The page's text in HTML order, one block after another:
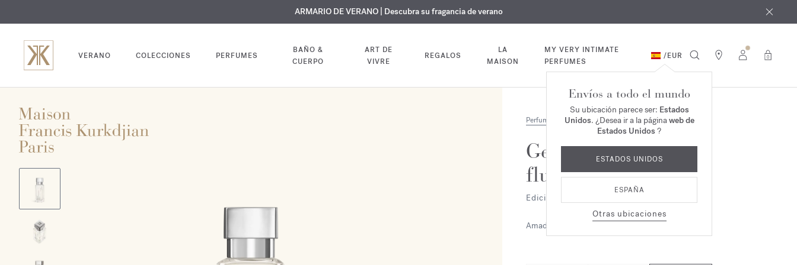
EXCLUSIVO | Descubra la nueva fragancia OUDvelvet mooden su pedido*
GRABADO GRATUITO | En todas las fragancias y aceites corporales hasta el 9 de agosto
ARMARIO DE VERANO | Descubra su fragancia de verano
VERANO COLECCIONES PERFUMES
BAÑO &
CUERPO
ART DE
VIVRE
REGALOS
LA
MAISON
MY VERY INTIMATE
PERFUMES
/EUR 0
Envíos a todo el mundo
Su ubicación parece ser: Estados
Unidos. ¿Desea ir a la páginaweb de
Estados Unidos ?
ESTADOS UNIDOS
ESPAÑA
Otras ubicaciones
Perfumes
Gentle
fluidity
Edición Silver - Eau de parfum
Amaderado